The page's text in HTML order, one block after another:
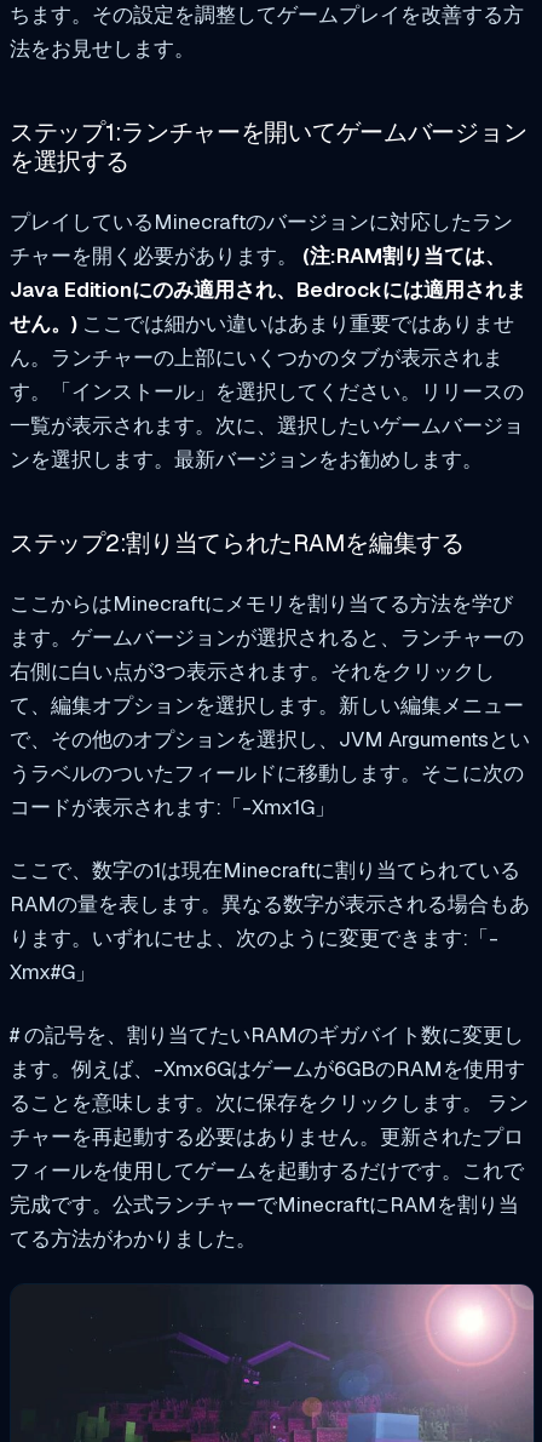
ちます。その設定を調整してゲームプレイを改善する方
法をお見せします。
ステップ1:ランチャーを開いてゲームバージョン
を選択する
プレイしているMinecraftのバージョンに対応したラン
チャーを開く必要があります。 (注:RAM割り当ては、
Java Editionにのみ適用され、Bedrockには適用されま
せん。) ここでは細かい違いはあまり重要ではありませ
ん。ランチャーの上部にいくつかのタブが表示されま
す。「インストール」を選択してください。リリースの
一覧が表示されます。次に、選択したいゲームバージョ
ンを選択します。最新バージョンをお勧めします。
ステップ2:割り当てられたRAMを編集する
ここからはMinecraftにメモリを割り当てる方法を学び
ます。ゲームバージョンが選択されると、ランチャーの
右側に白い点が3つ表示されます。それをクリックし
て、編集オプションを選択します。新しい編集メニュー
で、その他のオプションを選択し、JVM Argumentsとい
うラベルのついたフィールドに移動します。そこに次の
コードが表示されます:「-Xmx1G」
ここで、数字の1は現在Minecraftに割り当てられている
RAMの量を表します。異なる数字が表示される場合もあ
ります。いずれにせよ、次のように変更できます:「-
Xmx#G」
# の記号を、割り当てたいRAMのギガバイト数に変更し
ます。例えば、-Xmx6Gはゲームが6GBのRAMを使用す
ることを意味します。次に保存をクリックします。 ラン
チャーを再起動する必要はありません。更新されたプロ
フィールを使用してゲームを起動するだけです。 これで
完成です。公式ランチャーでMinecraftにRAMを割り当
てる方法がわかりました。